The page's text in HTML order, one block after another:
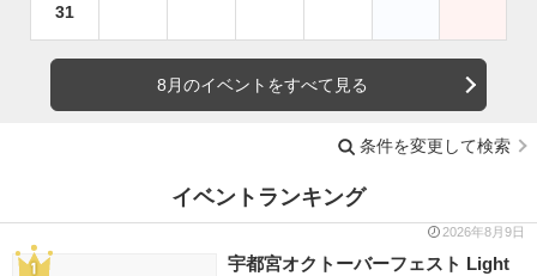
31
8月のイベントをすべて見る
条件を変更して検索
イベントランキング
2026年8月9日
宇都宮オクトーバーフェスト Light